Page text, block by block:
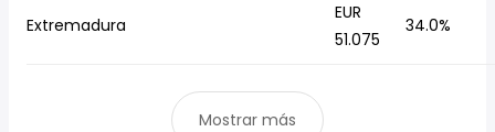
Extremadura
EUR
51.075
34.0%
Mostrar más